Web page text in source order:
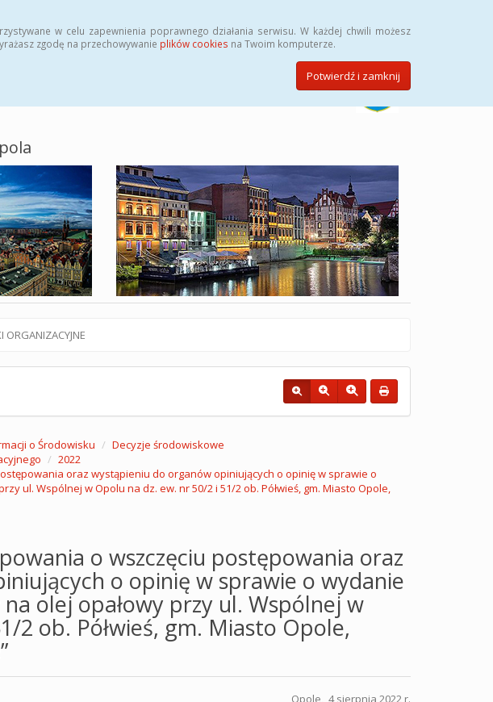
w celu zapewnienia poprawnego działania serwisu. W każdej chwili możesz
zgodę na przechowywanie plików cookies na Twoim komputerze.
Potwierdź i zamknij
ORGANIZACYJNE
o Środowisku
Decyzje środowiskowe
2022
oraz wystąpieniu do organów opiniujących o opinię w sprawie o
ul. Wspólnej w Opolu na dz. ew. nr 50/2 i 51/2 ob. Półwieś, gm. Miasto Opole,
o wszczęciu postępowania oraz
o opinię w sprawie o wydanie
olej opałowy przy ul. Wspólnej w
2 ob. Półwieś, gm. Miasto Opole,
Opole, 4 sierpnia 2022 r.